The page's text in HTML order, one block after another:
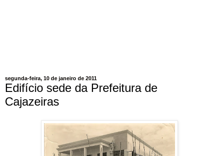
segunda-feira, 10 de janeiro de 2011
Edifício sede da Prefeitura de
Cajazeiras